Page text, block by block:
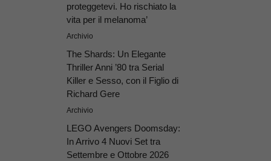
proteggetevi. Ho rischiato la
vita per il melanoma’
Archivio
The Shards: Un Elegante
Thriller Anni ’80 tra Serial
Killer e Sesso, con il Figlio di
Richard Gere
Archivio
LEGO Avengers Doomsday:
In Arrivo 4 Nuovi Set tra
Settembre e Ottobre 2026